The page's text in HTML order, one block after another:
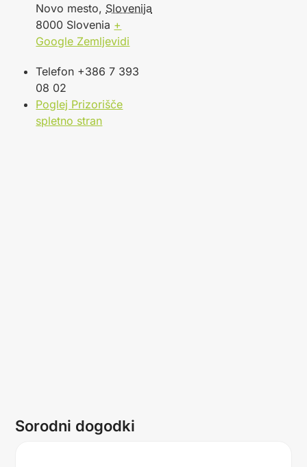
Novo mesto, Slovenija
8000 Slovenia +
Google Zemljevidi
Telefon ‍+386 7 393
08 02
Poglej Prizorišče
spletno stran
Sorodni dogodki